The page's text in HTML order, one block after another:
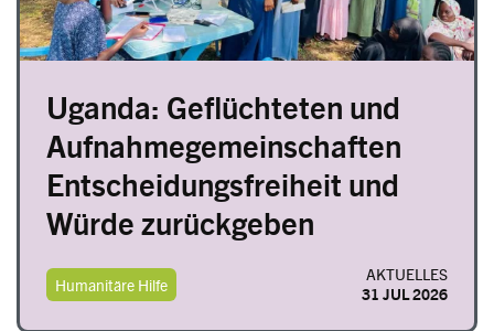
Uganda: Geflüchteten und
Aufnahmegemeinschaften
Entscheidungsfreiheit und
Würde zurückgeben
Humanitäre Hilfe
AKTUELLES
31 JUL 2026